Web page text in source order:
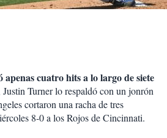
cuatro hits a lo largo de siete
Justin Turner lo respaldó con un jonrón
cortaron una racha de tres
8-0 a los Rojos de Cincinnati.